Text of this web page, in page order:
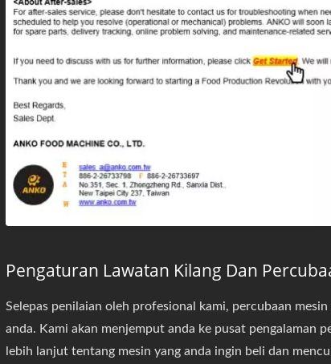
Pengaturan Lawatan Kilang Dan
Selepas penilaian oleh profesional kami, percubaan
anda. Kami akan menjemput anda ke pusat pengalaman
lebih lanjut tentang mesin yang anda ingin beli dan